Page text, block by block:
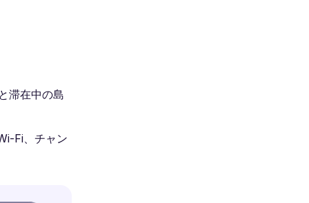
滞在中の島
Fi、チャン